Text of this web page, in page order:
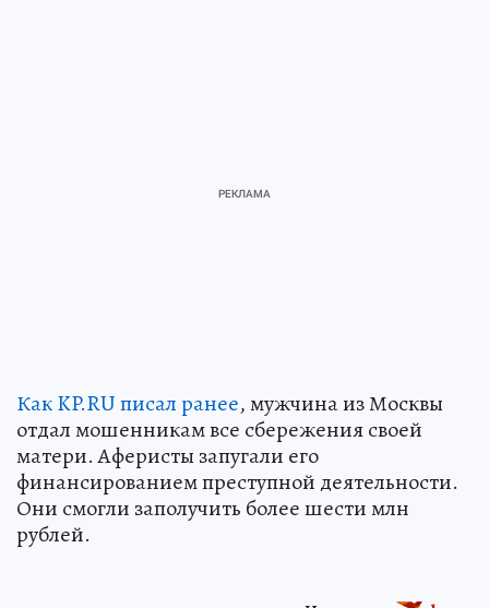
Как KP.RU писал ранее, мужчина из Москвы
отдал мошенникам все сбережения своей
матери. Аферисты запугали его
финансированием преступной деятельности.
Они смогли заполучить более шести млн
рублей.